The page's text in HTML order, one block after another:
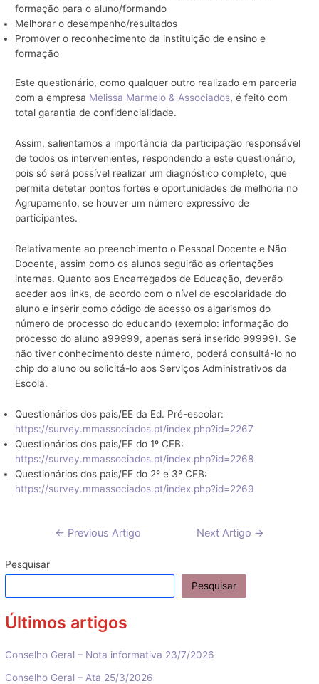
formação para o aluno/formando
Melhorar o desempenho/resultados
Promover o reconhecimento da instituição de ensino e
formação
Este questionário, como qualquer outro realizado em parceria
com a empresa Melissa Marmelo & Associados, é feito com
total garantia de confidencialidade.
Assim, salientamos a importância da participação responsável
de todos os intervenientes, respondendo a este questionário,
pois só será possível realizar um diagnóstico completo, que
permita detetar pontos fortes e oportunidades de melhoria no
Agrupamento, se houver um número expressivo de
participantes.
Relativamente ao preenchimento o Pessoal Docente e Não
Docente, assim como os alunos seguirão as orientações
internas. Quanto aos Encarregados de Educação, deverão
aceder aos links, de acordo com o nível de escolaridade do
aluno e inserir como código de acesso os algarismos do
número de processo do educando (exemplo: informação do
processo do aluno a99999, apenas será inserido 99999). Se
não tiver conhecimento deste número, poderá consultá-lo no
chip do aluno ou solicitá-lo aos Serviços Administrativos da
Escola.
Questionários dos pais/EE da Ed. Pré-escolar:
https://survey.mmassociados.pt/index.php?id=2267
Questionários dos pais/EE do 1º CEB:
https://survey.mmassociados.pt/index.php?id=2268
Questionários dos pais/EE do 2º e 3º CEB:
https://survey.mmassociados.pt/index.php?id=2269
Navegação
artigos
← Previous Artigo Next Artigo →
Pesquisar
Pesquisar
Últimos artigos
Conselho Geral – Nota informativa 23/7/2026
Conselho Geral – Ata 25/3/2026